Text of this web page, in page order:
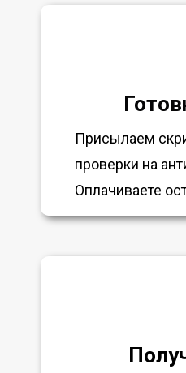
Присылаем
проверки на
Оплачиваете